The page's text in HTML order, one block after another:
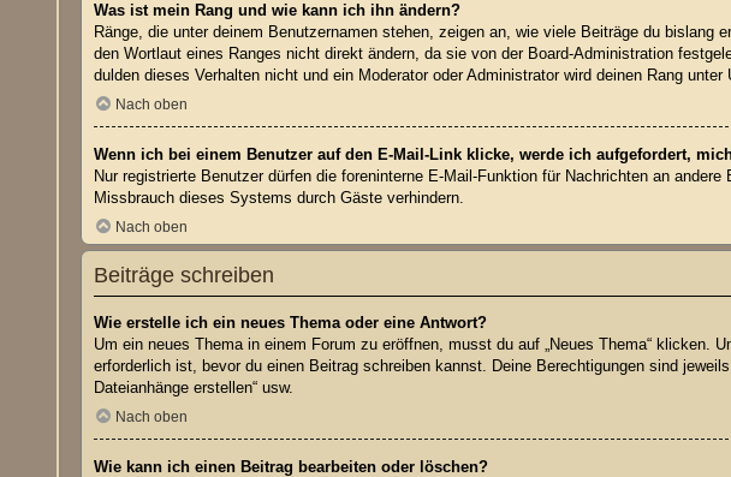
Was ist mein Rang und wie kann ich ihn ändern?
Ränge, die unter deinem Benutzernamen stehen, zeigen an, wie viele Beiträge du
den Wortlaut eines Ranges nicht direkt ändern, da sie von der Board-Administration
dulden dieses Verhalten nicht und ein Moderator oder Administrator wird deinen Rang
Nach oben
Wenn ich bei einem Benutzer auf den E-Mail-Link klicke, werde ich aufgefordert,
Nur registrierte Benutzer dürfen die foreninterne E-Mail-Funktion für Nachrichten an
Missbrauch dieses Systems durch Gäste verhindern.
Nach oben
Beiträge schreiben
Wie erstelle ich ein neues Thema oder eine Antwort?
Um ein neues Thema in einem Forum zu eröffnen, musst du auf „Neues Thema“ klicken.
erforderlich ist, bevor du einen Beitrag schreiben kannst. Deine Berechtigungen sind
Dateianhänge erstellen“ usw.
Nach oben
Wie kann ich einen Beitrag bearbeiten oder löschen?